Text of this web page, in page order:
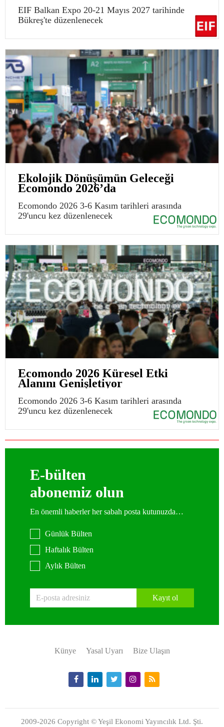
EIF Balkan Expo 20-21 Mayıs 2027 tarihinde
Bükreş'te düzenlenecek
Ekolojik Dönüşümün Geleceği
Ecomondo 2026’da
Ecomondo 2026 3-6 Kasım tarihleri arasında
29'uncu kez düzenlenecek
Ecomondo 2026 Küresel Etki
Alanını Genişletiyor
Ecomondo 2026 3-6 Kasım tarihleri arasında
29'uncu kez düzenlenecek
E-bülten
abonemiz olun
En önemli haberler her sabah posta kutunuzda…
Günlük Bülten
Haftalık Bülten
Aylık Bülten
Kayıt ol
Künye Yasal Uyarı Bize Ulaşın
2009-2026 Copyright © Yeşil Ekonomi Yayıncılık Ltd. Şti.